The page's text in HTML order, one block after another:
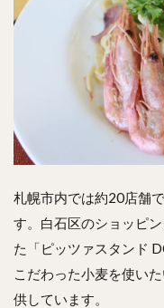
札幌市内では約20店舗
す。白石区のショッピ
た「ピッツァスタンド
こだわった小麦を使い
供しています。